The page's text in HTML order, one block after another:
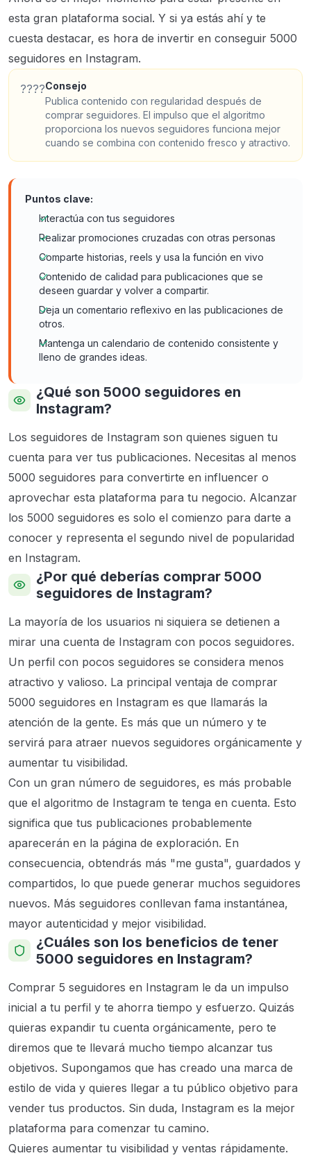
esta gran plataforma social. Y si ya estás ahí y te
cuesta destacar, es hora de invertir en conseguir 5000
seguidores en Instagram.
????Consejo
Publica contenido con regularidad después de
comprar seguidores. El impulso que el algoritmo
proporciona los nuevos seguidores funciona mejor
cuando se combina con contenido fresco y atractivo.
Puntos clave:
Interactúa con tus seguidores
Realizar promociones cruzadas con otras personas
Comparte historias, reels y usa la función en vivo
Contenido de calidad para publicaciones que se
deseen guardar y volver a compartir.
Deja un comentario reflexivo en las publicaciones de
otros.
Mantenga un calendario de contenido consistente y
lleno de grandes ideas.
¿Qué son 5000 seguidores en
Instagram?
Los seguidores de Instagram son quienes siguen tu
cuenta para ver tus publicaciones. Necesitas al menos
5000 seguidores para convertirte en influencer o
aprovechar esta plataforma para tu negocio. Alcanzar
los 5000 seguidores es solo el comienzo para darte a
conocer y representa el segundo nivel de popularidad
en Instagram.
¿Por qué deberías comprar 5000
seguidores de Instagram?
La mayoría de los usuarios ni siquiera se detienen a
mirar una cuenta de Instagram con pocos seguidores.
Un perfil con pocos seguidores se considera menos
atractivo y valioso. La principal ventaja de comprar
5000 seguidores en Instagram es que llamarás la
atención de la gente. Es más que un número y te
servirá para atraer nuevos seguidores orgánicamente y
aumentar tu visibilidad.
Con un gran número de seguidores, es más probable
que el algoritmo de Instagram te tenga en cuenta. Esto
significa que tus publicaciones probablemente
aparecerán en la página de exploración. En
consecuencia, obtendrás más "me gusta", guardados y
compartidos, lo que puede generar muchos seguidores
nuevos. Más seguidores conllevan fama instantánea,
mayor autenticidad y mejor visibilidad.
¿Cuáles son los beneficios de tener
5000 seguidores en Instagram?
Comprar 5 seguidores en Instagram le da un impulso
inicial a tu perfil y te ahorra tiempo y esfuerzo. Quizás
quieras expandir tu cuenta orgánicamente, pero te
diremos que te llevará mucho tiempo alcanzar tus
objetivos. Supongamos que has creado una marca de
estilo de vida y quieres llegar a tu público objetivo para
vender tus productos. Sin duda, Instagram es la mejor
plataforma para comenzar tu camino.
Quieres aumentar tu visibilidad y ventas rápidamente.